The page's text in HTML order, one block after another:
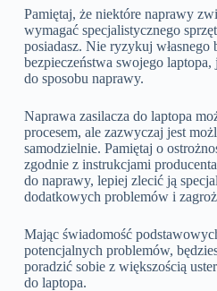
Pamiętaj, że niektóre naprawy
wymagać specjalistycznego
posiadasz. Nie ryzykuj własnego
bezpieczeństwa swojego
do sposobu naprawy.
Naprawa zasilacza do laptopa
procesem, ale zazwyczaj jest
samodzielnie. Pamiętaj o
zgodnie z instrukcjami
do naprawy, lepiej zlecić ją
dodatkowych problemów i
Mając świadomość
potencjalnych problemów,
poradzić sobie z większością
do laptopa.